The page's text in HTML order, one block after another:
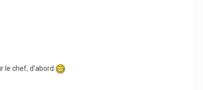
le chef, d'abord